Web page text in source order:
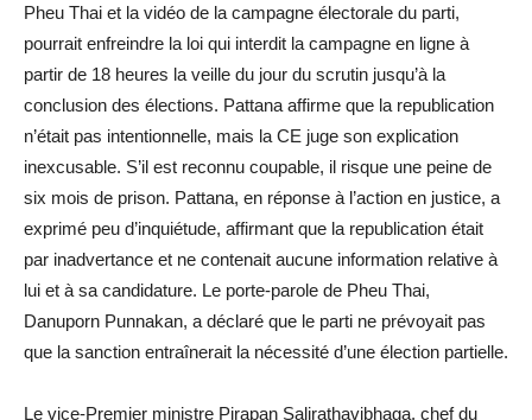
Pheu Thai et la vidéo de la campagne électorale du parti,
pourrait enfreindre la loi qui interdit la campagne en ligne à
partir de 18 heures la veille du jour du scrutin jusqu’à la
conclusion des élections. Pattana affirme que la republication
n’était pas intentionnelle, mais la CE juge son explication
inexcusable. S’il est reconnu coupable, il risque une peine de
six mois de prison. Pattana, en réponse à l’action en justice, a
exprimé peu d’inquiétude, affirmant que la republication était
par inadvertance et ne contenait aucune information relative à
lui et à sa candidature. Le porte-parole de Pheu Thai,
Danuporn Punnakan, a déclaré que le parti ne prévoyait pas
que la sanction entraînerait la nécessité d’une élection partielle.
Le vice-Premier ministre Pirapan Salirathavibhaga, chef du